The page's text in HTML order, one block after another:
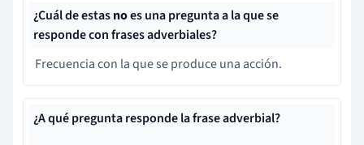
¿Cuál de estasnoes una pregunta a la que se
responde con frases adverbiales?
Frecuencia con la que se produce una acción.
¿A qué pregunta responde la frase adverbial?